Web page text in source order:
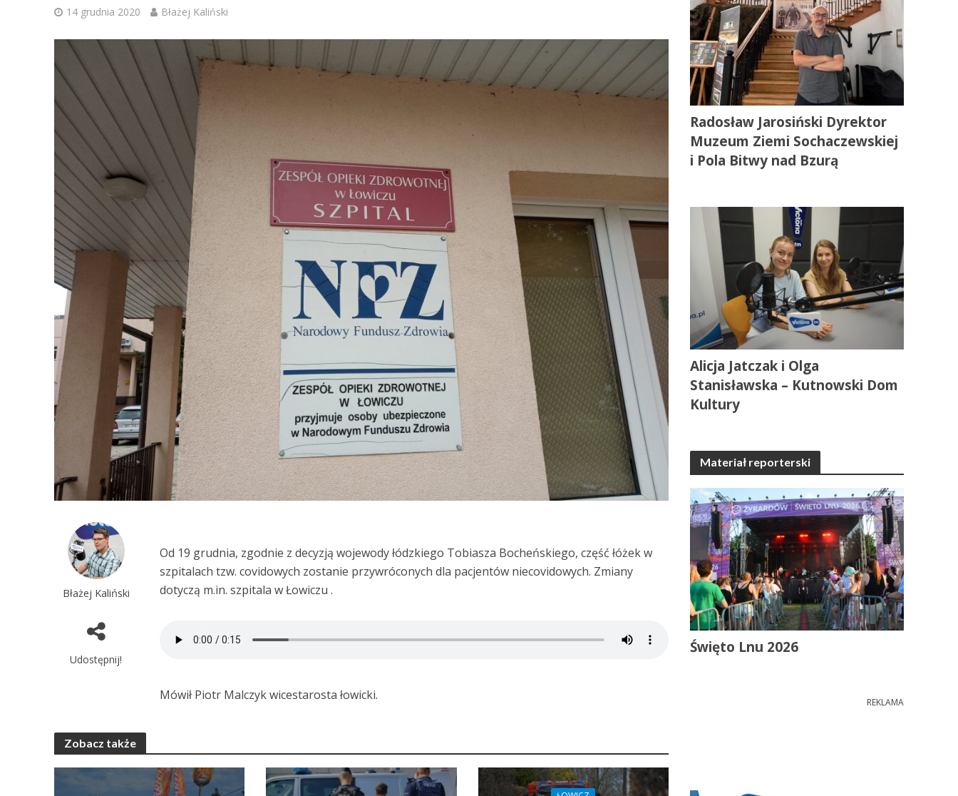
14 grudnia 2020 Błażej Kaliński
Błażej Kaliński
Udostępnij!
Od 19 grudnia, zgodnie z decyzją wojewody łódzkiego Tobiasza Bocheńskiego, część łóżek w
szpitalach tzw. covidowych zostanie przywróconych dla pacjentów niecovidowych. Zmiany
dotyczą m.in. szpitala w Łowiczu .
Mówił Piotr Malczyk wicestarosta łowicki.
Zobacz także
Radosław Jarosiński Dyrektor
Muzeum Ziemi Sochaczewskiej
i Pola Bitwy nad Bzurą
Alicja Jatczak i Olga
Stanisławska – Kutnowski Dom
Kultury
Materiał reporterski
Święto Lnu 2026
REKLAMA